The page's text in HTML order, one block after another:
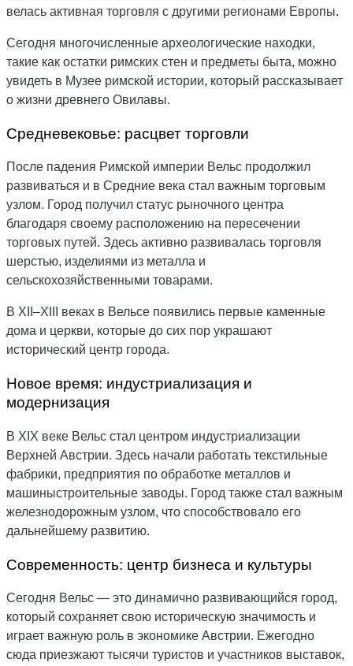
велась активная торговля с другими регионами Европы.
Сегодня многочисленные археологические находки,
такие как остатки римских стен и предметы быта, можно
увидеть в Музее римской истории, который рассказывает
о жизни древнего Овилавы.
Средневековье: расцвет торговли
После падения Римской империи Вельс продолжил
развиваться и в Средние века стал важным торговым
узлом. Город получил статус рыночного центра
благодаря своему расположению на пересечении
торговых путей. Здесь активно развивалась торговля
шерстью, изделиями из металла и
сельскохозяйственными товарами.
В XII–XIII веках в Вельсе появились первые каменные
дома и церкви, которые до сих пор украшают
исторический центр города.
Новое время: индустриализация и
модернизация
В XIX веке Вельс стал центром индустриализации
Верхней Австрии. Здесь начали работать текстильные
фабрики, предприятия по обработке металлов и
машиныстроительные заводы. Город также стал важным
железнодорожным узлом, что способствовало его
дальнейшему развитию.
Современность: центр бизнеса и культуры
Сегодня Вельс — это динамично развивающийся город,
который сохраняет свою историческую значимость и
играет важную роль в экономике Австрии. Ежегодно
сюда приезжают тысячи туристов и участников выставок,